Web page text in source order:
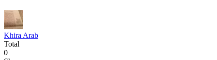
Khira Arab
Total
0